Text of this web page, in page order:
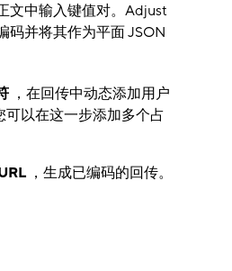
文中输入键值对。Adjust
码并将其作为平面 JSON
​ ，在回传中动态添加用户
可以在这一步添加多个占
​ ，生成已编码的回传。